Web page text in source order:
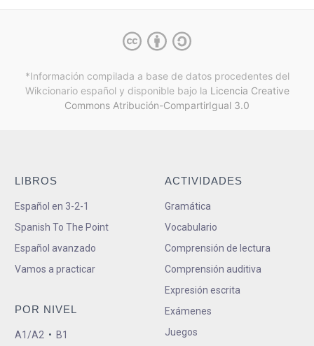
*Información compilada a base de datos procedentes del
Wikcionario español y disponible bajo la Licencia Creative
Commons Atribución-CompartirIgual 3.0
LIBROS
Español en 3-2-1
Spanish To The Point
Español avanzado
Vamos a practicar
POR NIVEL
A1/A2 • B1
ACTIVIDADES
Gramática
Vocabulario
Comprensión de lectura
Comprensión auditiva
Expresión escrita
Exámenes
Juegos